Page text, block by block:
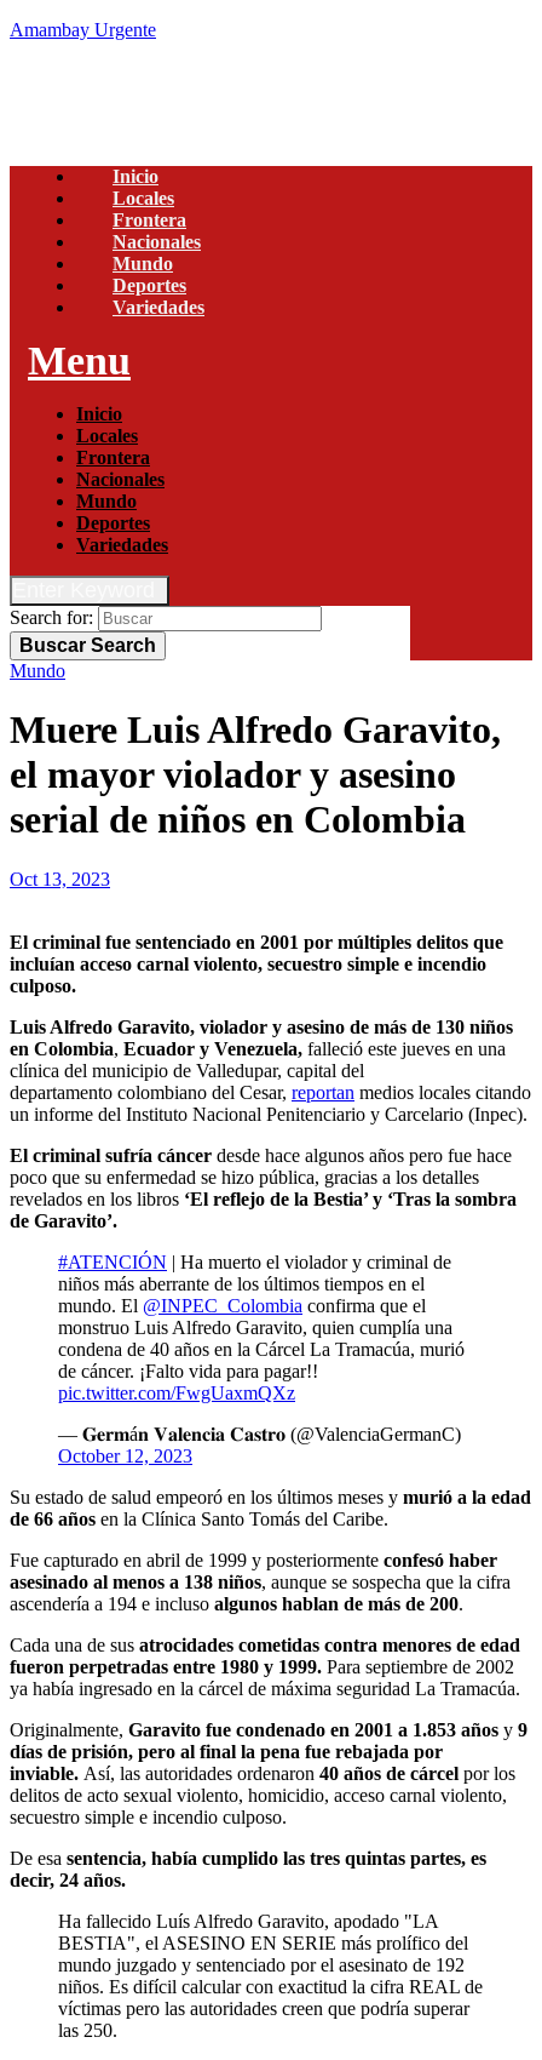
Amambay Urgente
Inicio
Locales
Frontera
Nacionales
Mundo
Deportes
Variedades
Menu
Inicio
Locales
Frontera
Nacionales
Mundo
Deportes
Variedades
Search for:
Buscar Search
Mundo
Muere Luis Alfredo Garavito,
el mayor violador y asesino
serial de niños en Colombia
Oct 13, 2023
El criminal fue sentenciado en 2001 por múltiples delitos que
incluían acceso carnal violento, secuestro simple e incendio
culposo.
Luis Alfredo Garavito, violador y asesino de más de 130 niños
en Colombia, Ecuador y Venezuela, falleció este jueves en una
clínica del municipio de Valledupar, capital del
departamento colombiano del Cesar, reportan medios locales citando
un informe del Instituto Nacional Penitenciario y Carcelario (Inpec).
El criminal sufría cáncer desde hace algunos años pero fue hace
poco que su enfermedad se hizo pública, gracias a los detalles
revelados en los libros ‘El reflejo de la Bestia’ y ‘Tras la sombra
de Garavito’.
#ATENCIÓN | Ha muerto el violador y criminal de
niños más aberrante de los últimos tiempos en el
mundo. El @INPEC_Colombia confirma que el
monstruo Luis Alfredo Garavito, quien cumplía una
condena de 40 años en la Cárcel La Tramacúa, murió
de cáncer. ¡Falto vida para pagar!!
pic.twitter.com/FwgUaxmQXz
— 𝐆𝐞𝐫𝐦á𝐧 𝐕𝐚𝐥𝐞𝐧𝐜𝐢𝐚 𝐂𝐚𝐬𝐭𝐫𝐨 (@ValenciaGermanC)
October 12, 2023
Su estado de salud empeoró en los últimos meses y murió a la edad
de 66 años en la Clínica Santo Tomás del Caribe.
Fue capturado en abril de 1999 y posteriormente confesó haber
asesinado al menos a 138 niños, aunque se sospecha que la cifra
ascendería a 194 e incluso algunos hablan de más de 200.
Cada una de sus atrocidades cometidas contra menores de edad
fueron perpetradas entre 1980 y 1999. Para septiembre de 2002
ya había ingresado en la cárcel de máxima seguridad La Tramacúa.
Originalmente, Garavito fue condenado en 2001 a 1.853 años y 9
días de prisión, pero al final la pena fue rebajada por
inviable. Así, las autoridades ordenaron 40 años de cárcel por los
delitos de acto sexual violento, homicidio, acceso carnal violento,
secuestro simple e incendio culposo.
De esa sentencia, había cumplido las tres quintas partes, es
decir, 24 años.
Ha fallecido Luís Alfredo Garavito, apodado "LA
BESTIA", el ASESINO EN SERIE más prolífico del
mundo juzgado y sentenciado por el asesinato de 192
niños. Es difícil calcular con exactitud la cifra REAL de
víctimas pero las autoridades creen que podría superar
las 250.